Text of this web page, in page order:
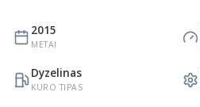
2015
METAI
Dyzelinas
KURO TIPAS